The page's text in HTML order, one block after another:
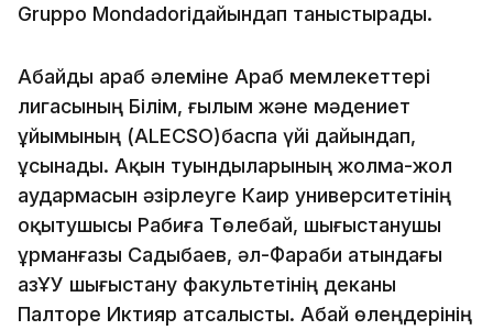
Gruppo Mondadoriдайындап таныстырады.
Абайды араб әлеміне Араб мемлекеттері
лигасының Білім, ғылым және мәдениет
ұйымының (ALECSO)баспа үйі дайындап,
ұсынады. Ақын туындыларының жолма-жол
аудармасын әзірлеуге Каир университетінің
оқытушысы Рабиға Төлебай, шығыстанушы
Құрманғазы Садыбаев, әл-Фараби атындағы
ҚазҰУ шығыстану факультетінің деканы
Палторе Иктияр атсалысты. Абай өлеңдерінің